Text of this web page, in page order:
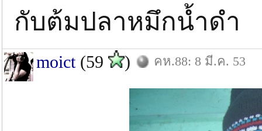
กับต้มปลาหมึกน้ำดำ
moict(59 ) คห.88: 8 มี.ค. 53